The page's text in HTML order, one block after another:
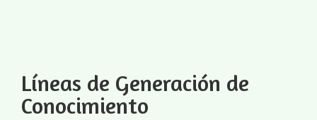
Líneas de Generación de
Conocimiento